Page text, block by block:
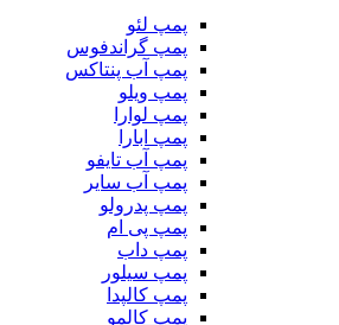
پمپ لئو
پمپ گراندفوس
پمپ آب پنتاکس
پمپ ویلو
پمپ لوارا
پمپ ابارا
پمپ آب تایفو
پمپ آب سایر
پمپ پدرولو
پمپ پی ام
پمپ داب
پمپ سیلور
پمپ کالپدا
پمپ کالمو